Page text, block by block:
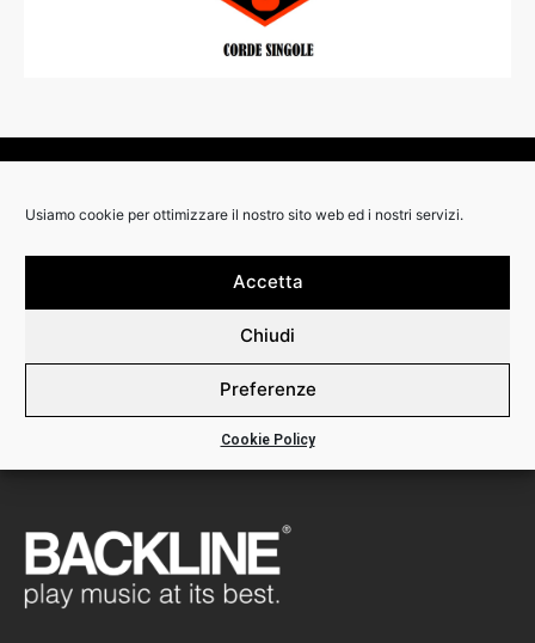
Usiamo cookie per ottimizzare il nostro sito web ed i nostri servizi.
Accetta
Chiudi
Preferenze
Cookie Policy
RIVENDITORI:
DETTAGLI:
SBL080 SWING66 SINGOLA BASSSTAINLESS STEEL